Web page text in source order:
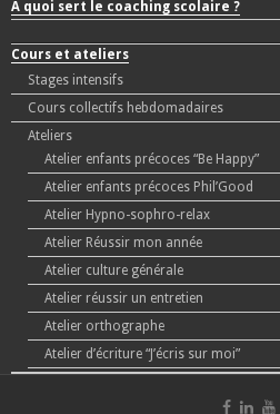
A quoi sert le coaching scolaire ?
Cours et ateliers
Stages intensifs
Cours collectifs hebdomadaires
Ateliers
Atelier enfants précoces “Be Happy”
Atelier enfants précoces Phil’Good
Atelier Hypno-sophro-relax
Atelier Réussir mon année
Atelier culture générale
Atelier réussir un entretien
Atelier orthographe
Atelier d’écriture “J’écris sur moi”